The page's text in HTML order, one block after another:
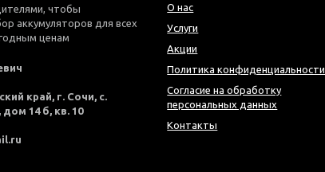
чтобы
аккумуляторов для всех
ценам
край, г. Сочи, с.
14 б, кв. 10
О нас
Услуги
Акции
Политика конфиденциальности
Согласие на обработку
персональных данных
Контакты